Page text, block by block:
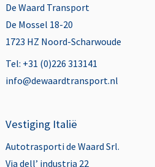
De Waard Transport
De Mossel 18-20
1723 HZ Noord-Scharwoude
Tel: +31 (0)226 313141
info@dewaardtransport.nl
Vestiging Italië
Autotrasporti de Waard Srl.
Via dell’ industria 22